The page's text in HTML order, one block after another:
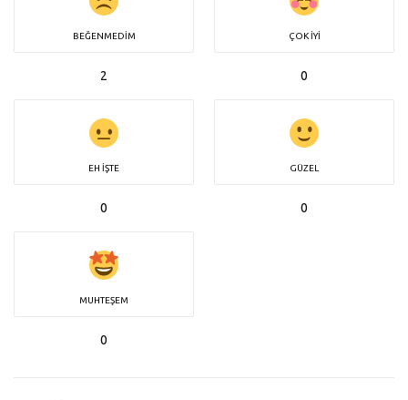
BEĞENMEDIM
2
ÇOK İYI
0
EH İŞTE
0
GÜZEL
0
MUHTEŞEM
0